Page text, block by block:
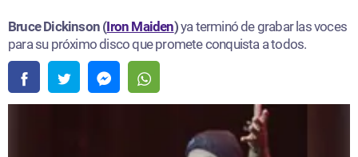
Bruce Dickinson (Iron Maiden)ya terminó de grabar las voces
para su próximo disco que promete conquista a todos.